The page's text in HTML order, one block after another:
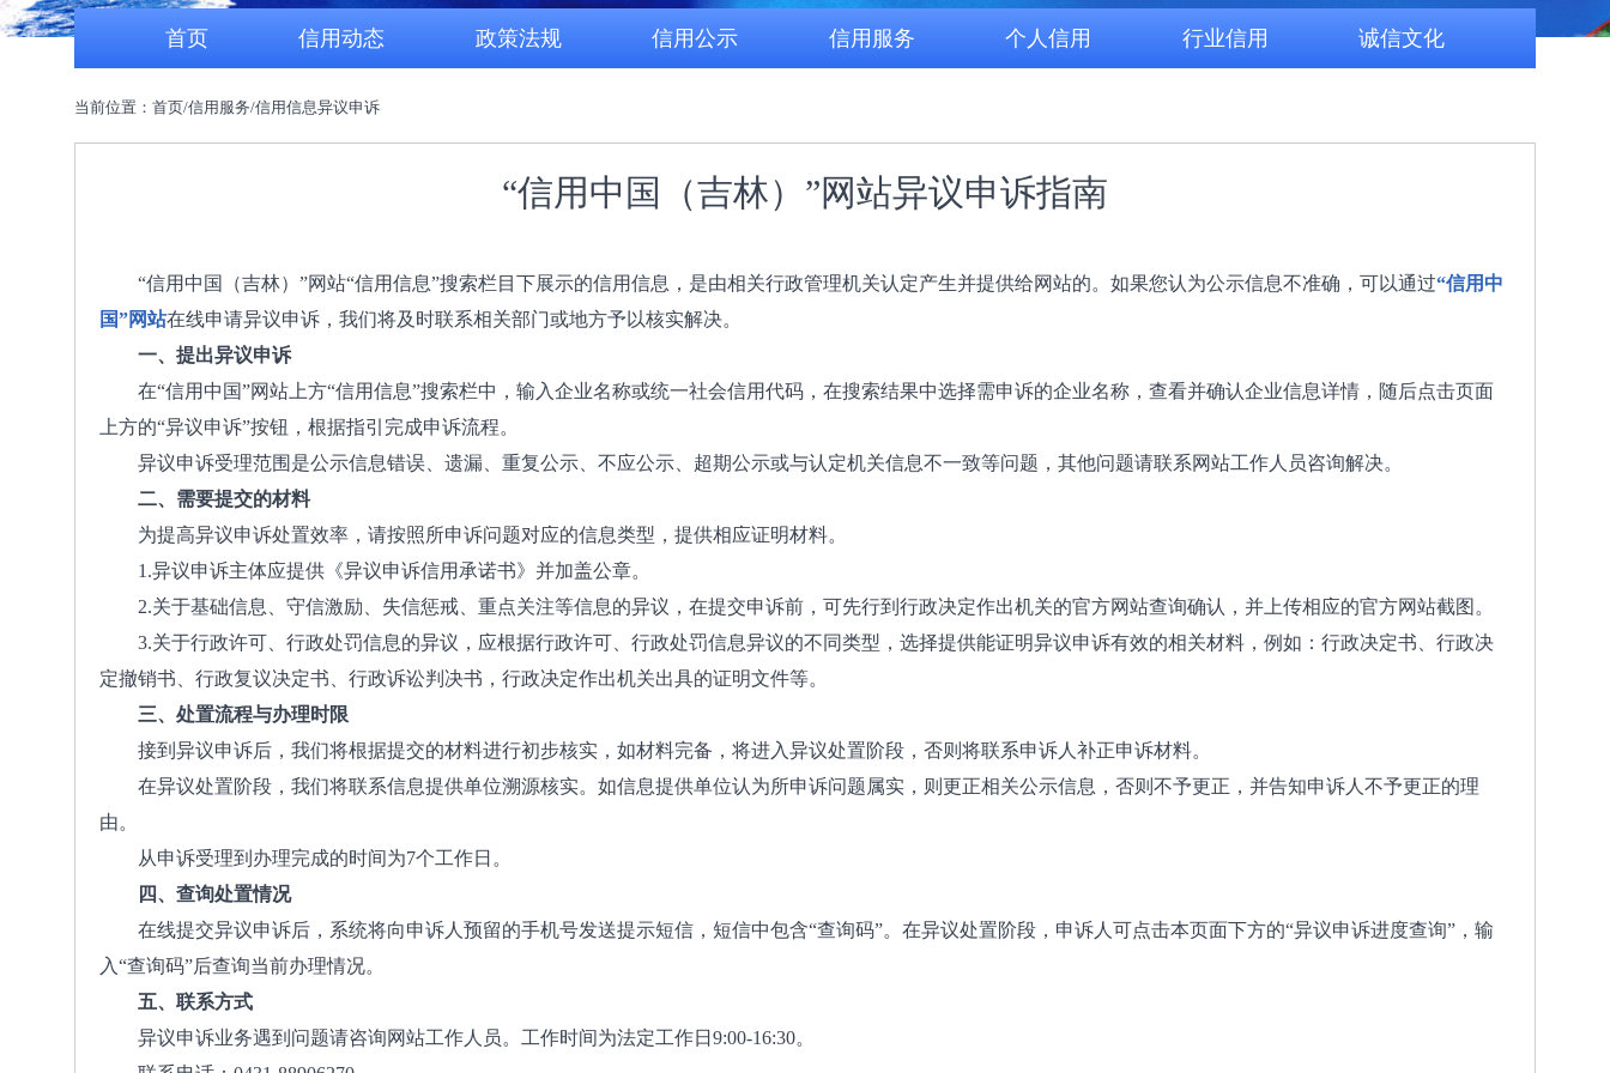
首页 信用动态 政策法规 信用公示 信用服务 个人信用 行业信用 诚信文化
当前位置：首页/信用服务/信用信息异议申诉
“信用中国（吉林）”网站异议申诉指南
“信用中国（吉林）”网站“信用信息”搜索栏目下展示的信用信息，是由相关行政管理机关认定产生并提供给网站的。如果您认为公示信息不准确，可以通过“信用中
国”网站在线申请异议申诉，我们将及时联系相关部门或地方予以核实解决。
一、提出异议申诉
在“信用中国”网站上方“信用信息”搜索栏中，输入企业名称或统一社会信用代码，在搜索结果中选择需申诉的企业名称，查看并确认企业信息详情，随后点击页面
上方的“异议申诉”按钮，根据指引完成申诉流程。
异议申诉受理范围是公示信息错误、遗漏、重复公示、不应公示、超期公示或与认定机关信息不一致等问题，其他问题请联系网站工作人员咨询解决。
二、需要提交的材料
为提高异议申诉处置效率，请按照所申诉问题对应的信息类型，提供相应证明材料。
1.异议申诉主体应提供《异议申诉信用承诺书》并加盖公章。
2.关于基础信息、守信激励、失信惩戒、重点关注等信息的异议，在提交申诉前，可先行到行政决定作出机关的官方网站查询确认，并上传相应的官方网站截图。
3.关于行政许可、行政处罚信息的异议，应根据行政许可、行政处罚信息异议的不同类型，选择提供能证明异议申诉有效的相关材料，例如：行政决定书、行政决
定撤销书、行政复议决定书、行政诉讼判决书，行政决定作出机关出具的证明文件等。
三、处置流程与办理时限
接到异议申诉后，我们将根据提交的材料进行初步核实，如材料完备，将进入异议处置阶段，否则将联系申诉人补正申诉材料。
在异议处置阶段，我们将联系信息提供单位溯源核实。如信息提供单位认为所申诉问题属实，则更正相关公示信息，否则不予更正，并告知申诉人不予更正的理
由。
从申诉受理到办理完成的时间为7个工作日。
四、查询处置情况
在线提交异议申诉后，系统将向申诉人预留的手机号发送提示短信，短信中包含“查询码”。在异议处置阶段，申诉人可点击本页面下方的“异议申诉进度查询”，输
入“查询码”后查询当前办理情况。
五、联系方式
异议申诉业务遇到问题请咨询网站工作人员。工作时间为法定工作日9:00-16:30。